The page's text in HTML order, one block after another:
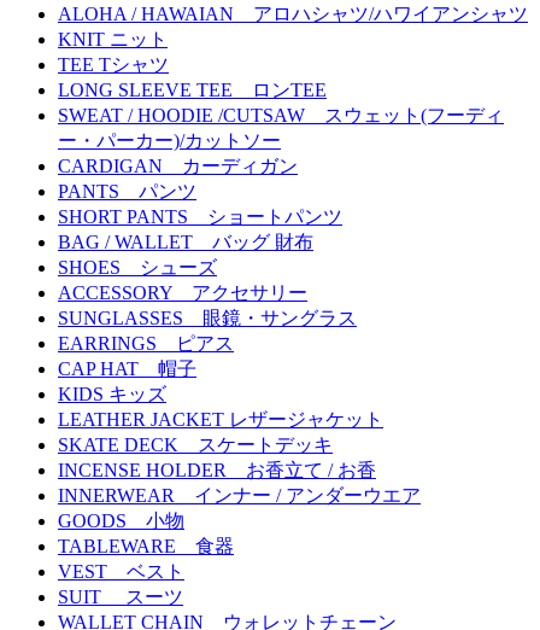
ALOHA / HAWAIAN アロハシャツ/ハワイアンシャツ
KNIT ニット
TEE Tシャツ
LONG SLEEVE TEE ロンTEE
SWEAT / HOODIE /CUTSAW スウェット(フーディ
ー・パーカー)/カットソー
CARDIGAN カーディガン
PANTS パンツ
SHORT PANTS ショートパンツ
BAG / WALLET バッグ 財布
SHOES シューズ
ACCESSORY アクセサリー
SUNGLASSES 眼鏡・サングラス
EARRINGS ピアス
CAP HAT 帽子
KIDS キッズ
LEATHER JACKET レザージャケット
SKATE DECK スケートデッキ
INCENSE HOLDER お香立て / お香
INNERWEAR インナー / アンダーウエア
GOODS 小物
TABLEWARE 食器
VEST ベスト
SUIT スーツ
WALLET CHAIN ウォレットチェーン